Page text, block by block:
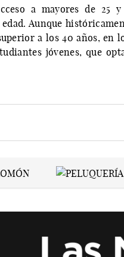
a mayores de 25
Aunque
a los 40 años, en
jóvenes, que